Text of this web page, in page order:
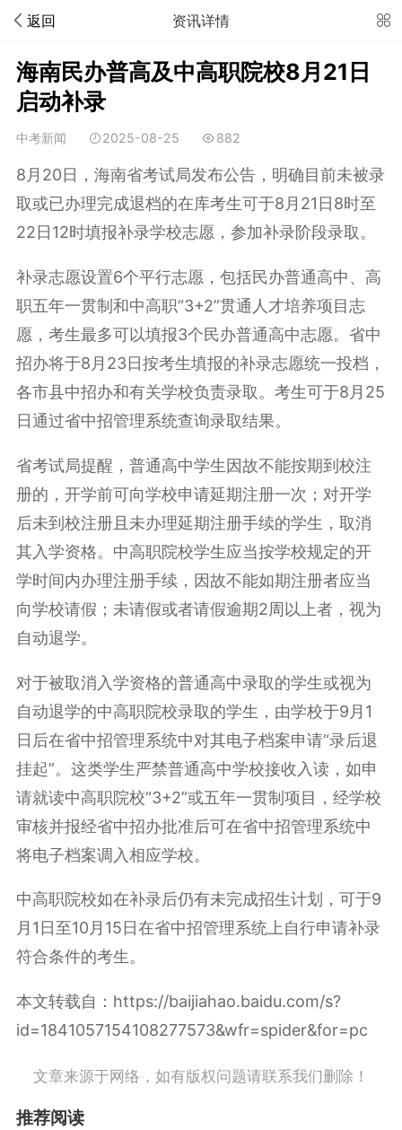
返回 资讯详情
海南民办普高及中高职院校8月21日
启动补录
中考新闻 2025-08-25 882
8月20日，海南省考试局发布公告，明确目前未被录
取或已办理完成退档的在库考生可于8月21日8时至
22日12时填报补录学校志愿，参加补录阶段录取。
补录志愿设置6个平行志愿，包括民办普通高中、高
职五年一贯制和中高职“3+2”贯通人才培养项目志
愿，考生最多可以填报3个民办普通高中志愿。省中
招办将于8月23日按考生填报的补录志愿统一投档，
各市县中招办和有关学校负责录取。考生可于8月25
日通过省中招管理系统查询录取结果。
省考试局提醒，普通高中学生因故不能按期到校注
册的，开学前可向学校申请延期注册一次；对开学
后未到校注册且未办理延期注册手续的学生，取消
其入学资格。中高职院校学生应当按学校规定的开
学时间内办理注册手续，因故不能如期注册者应当
向学校请假；未请假或者请假逾期2周以上者，视为
自动退学。
对于被取消入学资格的普通高中录取的学生或视为
自动退学的中高职院校录取的学生，由学校于9月1
日后在省中招管理系统中对其电子档案申请“录后退
挂起”。这类学生严禁普通高中学校接收入读，如申
请就读中高职院校“3+2”或五年一贯制项目，经学校
审核并报经省中招办批准后可在省中招管理系统中
将电子档案调入相应学校。
中高职院校如在补录后仍有未完成招生计划，可于9
月1日至10月15日在省中招管理系统上自行申请补录
符合条件的考生。
本文转载自：https://baijiahao.baidu.com/s?
id=1841057154108277573&wfr=spider&for=pc
文章来源于网络，如有版权问题请联系我们删除！
推荐阅读